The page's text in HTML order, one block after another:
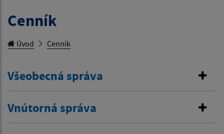
Cenník
Úvod Cenník
Všeobecná správa
Vnútorná správa